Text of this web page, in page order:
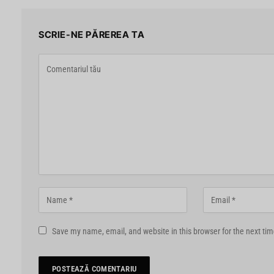
SCRIE-NE PĂREREA TA
Save my name, email, and website in this browser for the next